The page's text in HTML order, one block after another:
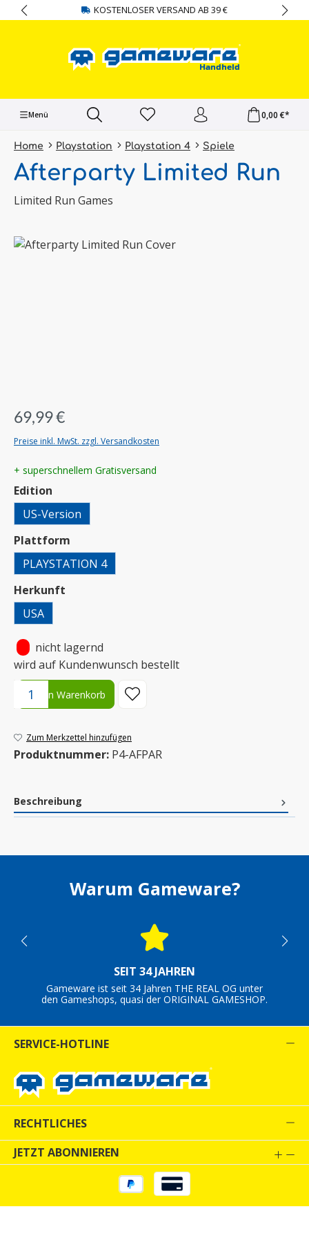
springen KOSTENLOSER VERSAND AB 39 €
Menü 0,00 €*
Home Playstation Playstation 4 Spiele
Afterparty Limited Run
Limited Run Games
Bildergalerie überspringen
69,99 €
Preise inkl. MwSt. zzgl. Versandkosten
+ superschnellem Gratisversand
Edition
US-Version
Plattform
PLAYSTATION 4
Herkunft
USA
nicht lagernd
wird auf Kundenwunsch bestellt
Produkt Anzahl: Gib den gewünschten Wert ein oder benutze
In den Warenkorb
Zum Merkzettel hinzufügen
Produktnummer: P4-AFPAR
Beschreibung
Warum Gameware?
SEIT 34 JAHREN
Gameware ist seit 34 Jahren THE REAL OG unter
den Gameshops, quasi der ORIGINAL GAMESHOP.
SERVICE-HOTLINE
RECHTLICHES
JETZT ABONNIEREN